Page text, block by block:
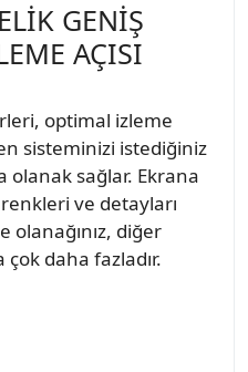
GENİŞ
AÇISI
optimal izleme
sisteminizi istediğiniz
olanak sağlar. Ekrana
renkleri ve detayları
olanağınız, diğer
daha fazladır.